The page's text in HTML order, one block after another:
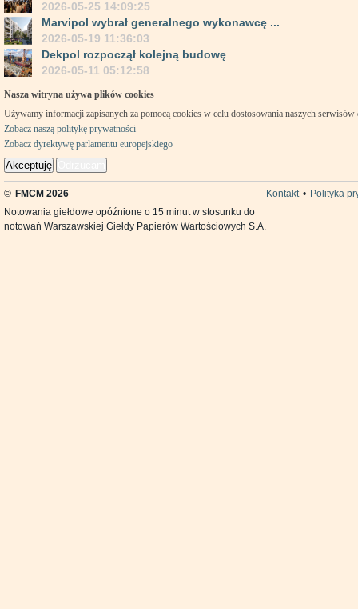
2026-05-25 14:09:25
Marvipol wybrał generalnego wykonawcę ...
2026-05-19 11:36:03
Dekpol rozpoczął kolejną budowę
2026-05-11 05:12:58
Nasza witryna używa plików cookies
Używamy informacji zapisanych za pomocą cookies w celu dostosowania naszych
Zobacz naszą politykę prywatności
Zobacz dyrektywę parlamentu europejskiego
Akceptuję
© FMCM 2026 Kontakt • Polityka
Notowania giełdowe opóźnione o 15 minut w stosunku do
notowań Warszawskiej Giełdy Papierów Wartościowych S.A.